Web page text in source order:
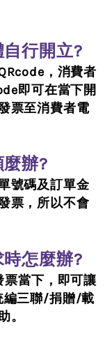
行開立?
，消費者
即可在當下開
票至消費者電
辦?
號碼及訂單金
票，所以不會
怎麼辦?
票當下，即可讓
編三聯/捐贈/載
。